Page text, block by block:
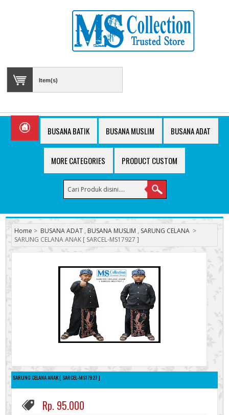
Item(s)
BUSANA BATIK BUSANA MUSLIM BUSANA ADAT
MORE CATEGORIES PRODUCT CUSTOM
Home > BUSANA ADAT , BUSANA MUSLIM , SARUNG CELANA >
SARUNG CELANA ANAK [ SARCEL-MS17927 ]
SARUNG CELANA ANAK [ SARCEL-MS17927 ]
Rp. 95.000